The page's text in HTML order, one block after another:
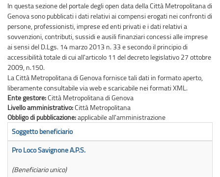
In questa sezione del portale degli open data della Città Metropolitana di
Genova sono pubblicati i dati relativi ai compensi erogati nei confronti di
persone, professionisti, imprese ed enti privati e i dati relativi a
sovvenzioni, contributi, sussidi e ausili finanziari concessi alle imprese
ai sensi del D.Lgs. 14 marzo 2013 n. 33 e secondo il principio di
accessibilità totale di cui all'articolo 11 del decreto legislativo 27 ottobre
2009, n.150.
La Città Metropolitana di Genova fornisce tali dati in formato aperto,
liberamente consultabile via web e scaricabile nei formati XML.
Ente gestore:Città Metropolitana di Genova
Livello amministrativo:Città Metropolitana
Obbligo di pubblicazione:applicabile all'amministrazione
Soggetto beneficiario
Pro Loco Savignone A.P.S.
(Beneficiario unico)